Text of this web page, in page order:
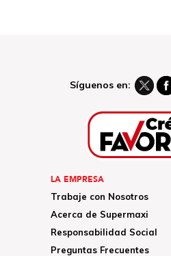
Síguenos en:
LA EMPRESA
Trabaje con Nosotros
Acerca de Supermaxi
Responsabilidad Social
Preguntas Frecuentes